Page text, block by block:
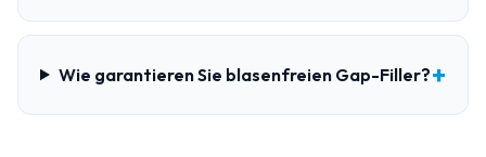
Wie garantieren Sie blasenfreien Gap-Filler?+